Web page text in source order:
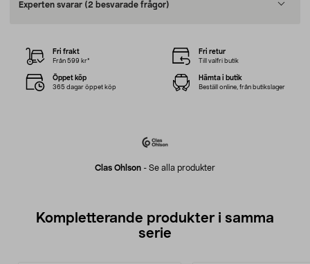
Experten svarar (2 besvarade frågor)
Clas Ohlson - Se alla produkter
Fri frakt
Från 599 kr*
Fri retur
Till valfri butik
Öppet köp
365 dagar öppet köp
Hämta i butik
Beställ online, från butikslager
Kompletterande produkter i samma
serie